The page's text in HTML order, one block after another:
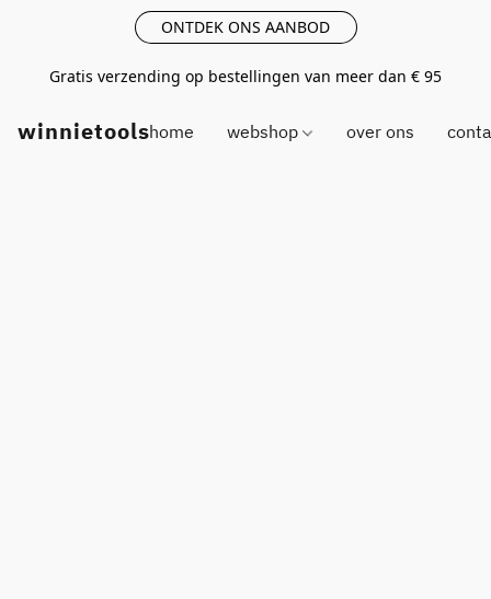
ONTDEK ONS AANBOD
Gratis verzending op bestellingen van meer dan € 95
winnietoolshome webshop over ons